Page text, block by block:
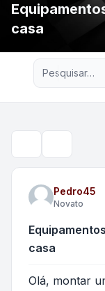
casa
Pedro45
Novato
casa
Olá, montar